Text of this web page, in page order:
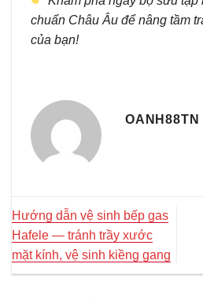
chuẩn Châu Âu để nâng tầm
của bạn!
OANH88TN
Hướng dẫn vệ sinh bếp gas
Hafele — tránh trầy xước
mặt kính, vệ sinh kiềng gang